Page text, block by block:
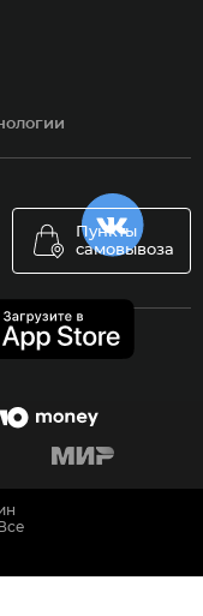
Пункты
самовывоза